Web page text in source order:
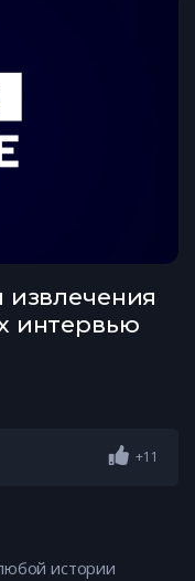
извлечения
интервью
+11
истории